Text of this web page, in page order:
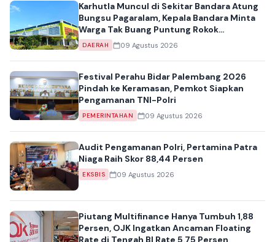
Karhutla Muncul di Sekitar Bandara Atung
Bungsu Pagaralam, Kepala Bandara Minta
Warga Tak Buang Puntung Rokok
Sembarangan
DAERAH 09 Agustus 2026
Festival Perahu Bidar Palembang 2026
Pindah ke Keramasan, Pemkot Siapkan
Pengamanan TNI-Polri
PEMERINTAHAN 09 Agustus 2026
Audit Pengamanan Polri, Pertamina Patra
Niaga Raih Skor 88,44 Persen
EKSBIS 09 Agustus 2026
Piutang Multifinance Hanya Tumbuh 1,88
Persen, OJK Ingatkan Ancaman Floating
Rate di Tengah BI Rate 5,75 Persen